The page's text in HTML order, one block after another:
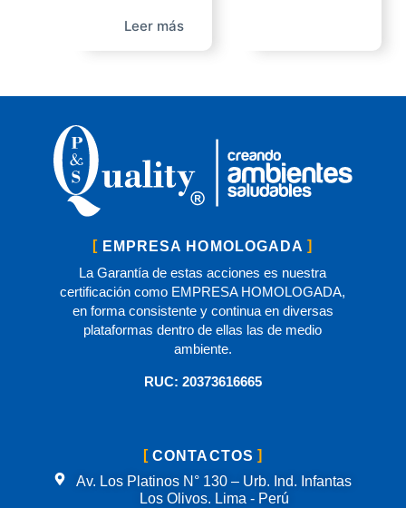
Leer más
EMPRESA HOMOLOGADA
La Garantía de estas acciones es nuestra
certificación como EMPRESA HOMOLOGADA,
en forma consistente y continua en diversas
plataformas dentro de ellas las de medio
ambiente.
RUC: 20373616665
CONTACTOS
Av. Los Platinos N° 130 – Urb. Ind. Infantas
Los Olivos. Lima - Perú